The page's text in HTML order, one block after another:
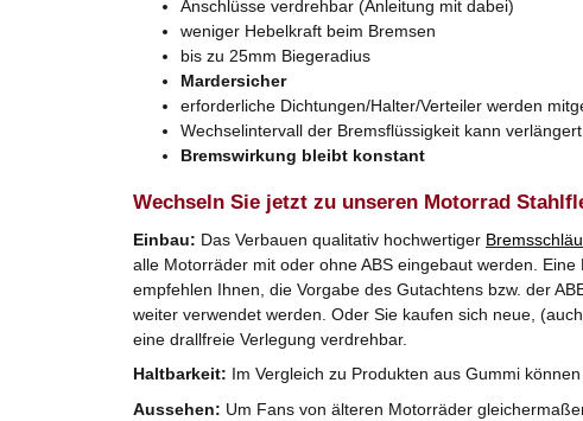
Anschlüsse verdrehbar (Anleitung mit dabei)
weniger Hebelkraft beim Bremsen
bis zu 25mm Biegeradius
Mardersicher
erforderliche Dichtungen/Halter/Verteiler werden
Wechselintervall der Bremsflüssigkeit kann
Bremswirkung bleibt konstant
Wechseln Sie jetzt zu unseren Motorrad
Einbau: Das Verbauen qualitativ hochwertiger
alle Motorräder mit oder ohne ABS eingebaut werden.
empfehlen Ihnen, die Vorgabe des Gutachtens bzw. der
weiter verwendet werden. Oder Sie kaufen sich neue,
eine drallfreie Verlegung verdrehbar.
Haltbarkeit: Im Vergleich zu Produkten aus Gummi
Aussehen: Um Fans von älteren Motorräder